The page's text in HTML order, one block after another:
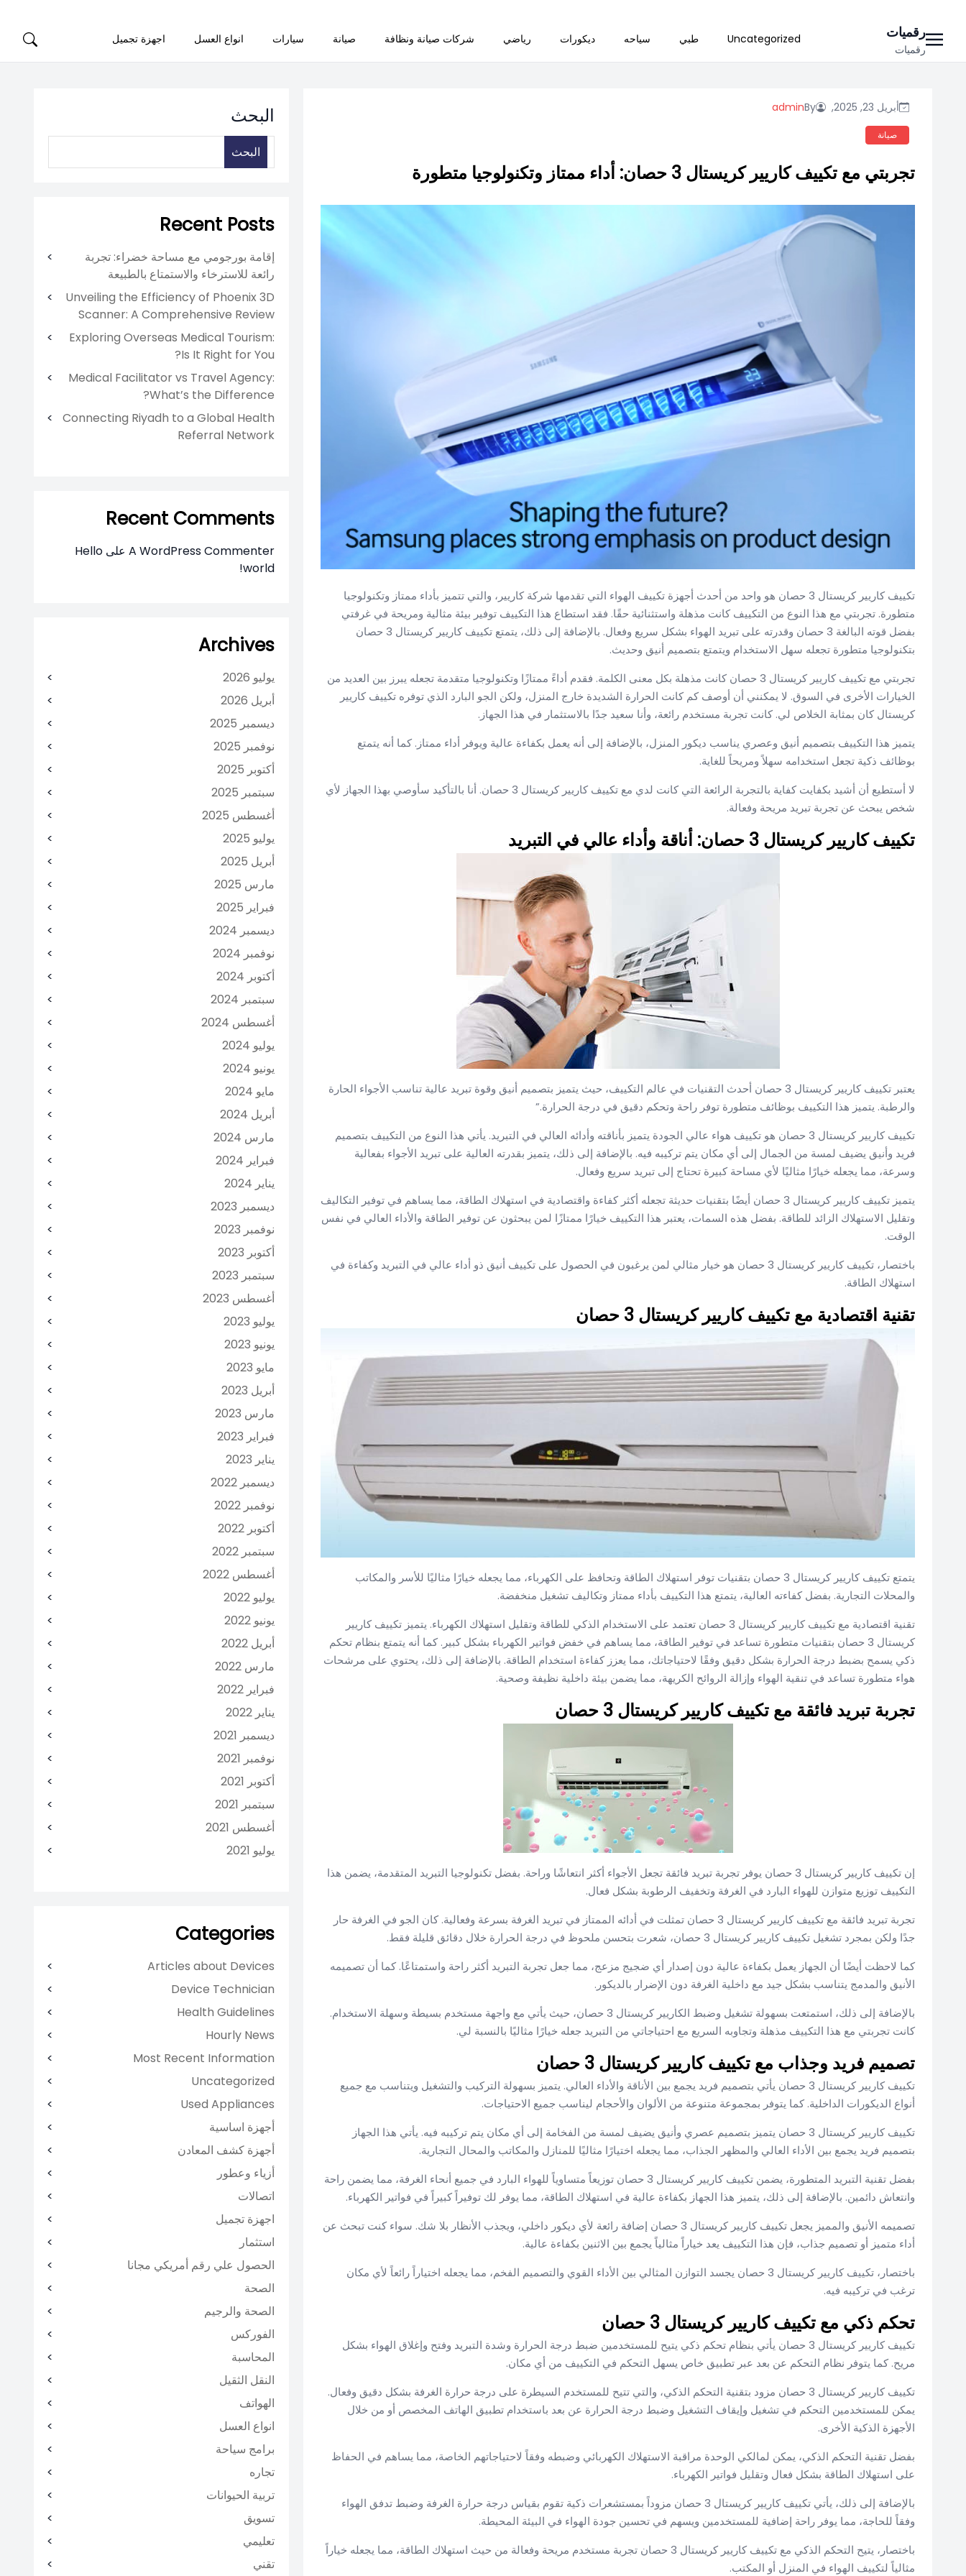
content
رقميات
رقميات
Uncategorized طبي سياحه ديكورات رياضي شركات صيانة ونظافة صيانة سيارات انواع العسل اجهزة تجميل
أبريل 23, 2025, By
admin
صيانة
تجربتي مع تكييف كاريير كريستال 3 حصان: أداء ممتاز وتكنولوجيا متطورة
تكييف كاريير كريستال 3 حصان هو واحد من أحدث أجهزة تكييف الهواء التي تقدمها شركة كاريير، والتي تتميز بأداء ممتاز وتكنولوجيا
متطورة. تجربتي مع هذا النوع من التكييف كانت مذهلة واستثنائية حقًا. فقد استطاع هذا التكييف توفير بيئة مثالية ومريحة في غرفتي
بفضل قوته البالغة 3 حصان وقدرته على تبريد الهواء بشكل سريع وفعال. بالإضافة إلى ذلك، يتمتع تكييف كاريير كريستال 3 حصان
بتكنولوجيا متطورة تجعله سهل الاستخدام ويتمتع بتصميم أنيق وحديث.
تجربتي مع تكييف كاريير كريستال 3 حصان كانت مذهلة بكل معنى الكلمة. فقدم أداءً ممتازًا وتكنولوجيا متقدمة تجعله يبرز بين العديد من
الخيارات الأخرى في السوق. لا يمكنني أن أوصف كم كانت الحرارة الشديدة خارج المنزل، ولكن الجو البارد الذي توفره تكييف كاريير
كريستال كان بمثابة الخلاص لي. كانت تجربة مستخدم رائعة، وأنا سعيد جدًا بالاستثمار في هذا الجهاز.
يتميز هذا التكييف بتصميم أنيق وعصري يناسب ديكور المنزل، بالإضافة إلى أنه يعمل بكفاءة عالية ويوفر أداء ممتاز. كما أنه يتمتع
بوظائف ذكية تجعل استخدامه سهلاً ومريحاً للغاية.
لا أستطيع أن أشيد بكفايت كفاية بالتجربة الرائعة التي كانت لدي مع تكييف كاريير كريستال 3 حصان. أنا بالتأكيد سأوصي بهذا الجهاز لأي
شخص يبحث عن تجربة تبريد مريحة وفعالة.
تكييف كاريير كريستال 3 حصان: أناقة وأداء عالي في التبريد
يعتبر تكييف كاريير كريستال 3 حصان أحدث التقنيات في عالم التكييف، حيث يتميز بتصميم أنيق وقوة تبريد عالية تناسب الأجواء الحارة
والرطبة. يتميز هذا التكييف بوظائف متطورة توفر راحة وتحكم دقيق في درجة الحرارة.”
تكييف كاريير كريستال 3 حصان هو تكييف هواء عالي الجودة يتميز بأناقته وأدائه العالي في التبريد. يأتي هذا النوع من التكييف بتصميم
فريد وأنيق يضيف لمسة من الجمال إلى أي مكان يتم تركيبه فيه. بالإضافة إلى ذلك، يتميز بقدرته العالية على تبريد الأجواء بفعالية
وسرعة، مما يجعله خيارًا مثاليًا لأي مساحة كبيرة تحتاج إلى تبريد سريع وفعال.
يتميز تكييف كاريير كريستال 3 حصان أيضًا بتقنيات حديثة تجعله أكثر كفاءة واقتصادية في استهلاك الطاقة، مما يساهم في توفير التكاليف
وتقليل الاستهلاك الزائد للطاقة. بفضل هذه السمات، يعتبر هذا التكييف خيارًا ممتازًا لمن يبحثون عن توفير الطاقة والأداء العالي في نفس
الوقت.
باختصار، تكييف كاريير كريستال 3 حصان هو خيار مثالي لمن يرغبون في الحصول على تكييف أنيق ذو أداء عالي في التبريد وكفاءة في
استهلاك الطاقة.
تقنية اقتصادية مع تكييف كاريير كريستال 3 حصان
يتمتع تكييف كاريير كريستال 3 حصان بتقنيات توفر استهلاك الطاقة وتحافظ على الكهرباء، مما يجعله خيارًا مثاليًا للأسر والمكاتب
والمحلات التجارية. بفضل كفاءته العالية، يتمتع هذا التكييف بأداء ممتاز وتكاليف تشغيل منخفضة.
تقنية اقتصادية مع تكييف كاريير كريستال 3 حصان تعتمد على الاستخدام الذكي للطاقة وتقليل استهلاك الكهرباء. يتميز تكييف كاريير
كريستال 3 حصان بتقنيات متطورة تساعد في توفير الطاقة، مما يساهم في خفض فواتير الكهرباء بشكل كبير. كما أنه يتمتع بنظام تحكم
ذكي يسمح بضبط درجة الحرارة بشكل دقيق وفقًا لاحتياجاتك، مما يعزز كفاءة استخدام الطاقة. بالإضافة إلى ذلك، يحتوي على مرشحات
هواء متطورة تساعد في تنقية الهواء وإزالة الروائح الكريهة، مما يضمن بيئة داخلية نظيفة وصحية.
تجربة تبريد فائقة مع تكييف كاريير كريستال 3 حصان
إن تكييف كاريير كريستال 3 حصان يوفر تجربة تبريد فائقة تجعل الأجواء أكثر انتعاشًا وراحة. بفضل تكنولوجيا التبريد المتقدمة، يضمن هذا
التكييف توزيع متوازن للهواء البارد في الغرفة وتخفيف الرطوبة بشكل فعال.
تجربة تبريد فائقة مع تكييف كاريير كريستال 3 حصان تمثلت في أدائه الممتاز في تبريد الغرفة بسرعة وفعالية. كان الجو في الغرفة حار
جدًا ولكن بمجرد تشغيل تكييف كاريير كريستال 3 حصان، شعرت بتحسن ملحوظ في درجة الحرارة خلال دقائق قليلة فقط.
كما لاحظت أيضًا أن الجهاز يعمل بكفاءة عالية دون إصدار أي ضجيج مزعج، مما جعل تجربة التبريد أكثر راحة واستمتاعًا. كما أن تصميمه
الأنيق والمدمج يتناسب بشكل جيد مع داخلية الغرفة دون الإضرار بالديكور.
بالإضافة إلى ذلك، استمتعت بسهولة تشغيل وضبط الكاريير كريستال 3 حصان، حيث يأتي مع واجهة مستخدم بسيطة وسهلة الاستخدام.
كانت تجربتي مع هذا التكييف مذهلة وتجاوبه السريع مع احتياجاتي من التبريد جعله خيارًا مثاليًا بالنسبة لي.
تصميم فريد وجذاب مع تكييف كاريير كريستال 3 حصان
تكييف كاريير كريستال 3 حصان يأتي بتصميم فريد يجمع بين الأناقة والأداء العالي. يتميز بسهولة التركيب والتشغيل ويتناسب مع جميع
أنواع الديكورات الداخلية. كما يتوفر بمجموعة متنوعة من الألوان والأحجام ليناسب جميع الاحتياجات.
تكييف كاريير كريستال 3 حصان يتميز بتصميم عصري وأنيق يضيف لمسة من الفخامة إلى أي مكان يتم تركيبه فيه. يأتي هذا الجهاز
بتصميم فريد يجمع بين الأداء العالي والمظهر الجذاب، مما يجعله اختيارًا مثاليًا للمنازل والمكاتب والمحال التجارية.
بفضل تقنية التبريد المتطورة، يضمن تكييف كاريير كريستال 3 حصان توزيعاً متساوياً للهواء البارد في جميع أنحاء الغرفة، مما يضمن راحة
وانتعاش دائمين. بالإضافة إلى ذلك، يتميز هذا الجهاز بكفاءة عالية في استهلاك الطاقة، مما يوفر لك توفيراً كبيراً في فواتير الكهرباء.
تصميمه الأنيق والمميز يجعل تكييف كاريير كريستال 3 حصان إضافة رائعة لأي ديكور داخلي، ويجذب الأنظار بلا شك. سواء كنت تبحث عن
أداء متميز أو تصميم جذاب، فإن هذا التكييف يعد خياراً مثالياً يجمع بين الاثنين بكفاءة عالية.
باختصار، تكييف كاريير كريستال 3 حصان يجسد التوازن المثالي بين الأداء القوي والتصميم الفخم، مما يجعله اختياراً رائعاً لأي مكان
ترغب في تركيبه فيه.
تحكم ذكي مع تكييف كاريير كريستال 3 حصان
تكييف كاريير كريستال 3 حصان يأتي بنظام تحكم ذكي يتيح للمستخدمين ضبط درجة الحرارة وشدة التبريد وفتح وإغلاق الهواء بشكل
مريح. كما يتوفر نظام التحكم عن بعد عبر تطبيق خاص يسهل التحكم في التكييف من أي مكان.
تكييف كاريير كريستال 3 حصان مزود بتقنية التحكم الذكي، والتي تتيح للمستخدم السيطرة على درجة حرارة الغرفة بشكل دقيق وفعال.
يمكن للمستخدمين التحكم في تشغيل وإيقاف التشغيل وضبط درجة الحرارة عن بعد باستخدام تطبيق الهاتف المخصص أو من خلال
الأجهزة الذكية الأخرى.
بفضل تقنية التحكم الذكي، يمكن لمالكي الوحدة مراقبة الاستهلاك الكهربائي وضبطه وفقاً لاحتياجاتهم الخاصة، مما يساهم في الحفاظ
على استهلاك الطاقة بشكل فعال وتقليل فواتير الكهرباء.
بالإضافة إلى ذلك، يأتي تكييف كاريير كريستال 3 حصان مزوداً بمستشعرات ذكية تقوم بقياس درجة حرارة الغرفة وضبط تدفق الهواء
وفقاً للحاجة، مما يوفر راحة إضافية للمستخدمين ويسهم في تحسين جودة الهواء في البيئة المحيطة.
باختصار، يتيح التحكم الذكي مع تكييف كاريير كريستال 3 حصان تجربة مستخدم مريحة وفعالة من حيث استهلاك الطاقة، مما يجعله خياراً
مثالياً لتكييف الهواء في المنزل أو المكتب.
البحث
البحث
Recent Posts
إقامة بورجومي مع مساحة خضراء: تجربة
رائعة للاسترخاء والاستمتاع بالطبيعة
Unveiling the Efficiency of Phoenix 3D
Scanner: A Comprehensive Review
Exploring Overseas Medical Tourism:
Is It Right for You?
Medical Facilitator vs Travel Agency:
What’s the Difference?
Connecting Riyadh to a Global Health
Referral Network
Recent Comments
A WordPress Commenter على Hello
world!
Archives
يوليو 2026
أبريل 2026
ديسمبر 2025
نوفمبر 2025
أكتوبر 2025
سبتمبر 2025
أغسطس 2025
يوليو 2025
أبريل 2025
مارس 2025
فبراير 2025
ديسمبر 2024
نوفمبر 2024
أكتوبر 2024
سبتمبر 2024
أغسطس 2024
يوليو 2024
يونيو 2024
مايو 2024
أبريل 2024
مارس 2024
فبراير 2024
يناير 2024
ديسمبر 2023
نوفمبر 2023
أكتوبر 2023
سبتمبر 2023
أغسطس 2023
يوليو 2023
يونيو 2023
مايو 2023
أبريل 2023
مارس 2023
فبراير 2023
يناير 2023
ديسمبر 2022
نوفمبر 2022
أكتوبر 2022
سبتمبر 2022
أغسطس 2022
يوليو 2022
يونيو 2022
أبريل 2022
مارس 2022
فبراير 2022
يناير 2022
ديسمبر 2021
نوفمبر 2021
أكتوبر 2021
سبتمبر 2021
أغسطس 2021
يوليو 2021
Categories
Articles about Devices
Device Technician
Health Guidelines
Hourly News
Most Recent Information
Uncategorized
Used Appliances
أجهزة اساسية
أجهزة كشف المعادن
أزياء وعطور
اتصالات
اجهزة تجميل
استثمار
الحصول علي رقم أمريكي مجانا
الصحة
الصحة والرجيم
الفوركس
المحاسبة
النقل الثقيل
الهواتف
انواع العسل
برامج سياحة
تجاره
تربية الحيوانات
تسويق
تعليمي
تقني